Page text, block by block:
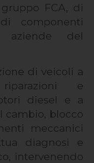
FCA, di
componenti
aziende del
di veicoli a
e
diesel e a
cambio, blocco
meccanici
diagnosi e
intervenendo